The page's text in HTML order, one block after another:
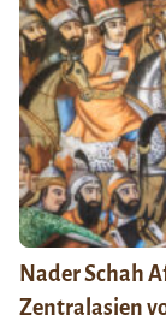
Nader Schah
Zentralasien